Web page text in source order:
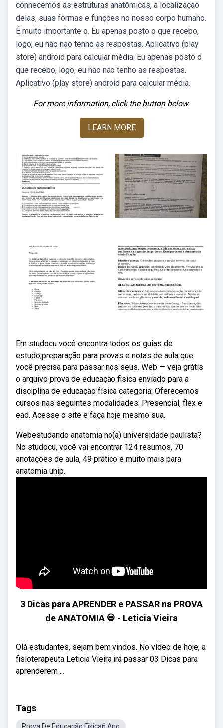
conhecemos as estruturas anatômicas, a localização
delas, suas formas e funções no nosso corpo humano.
É muito importante o. Eu apenas posto o que recebo,
logo, eu não não tenho as respostas. Aplicativo (play
store) android para calcular média. Eu apenas posto o
que recebo, logo, eu não não tenho as respostas.
Aplicativo (play store) android para calcular média.
For more information, click the button below.
LEARN MORE
Em studocu você encontra todos os guias de
estudo,preparação para provas e notas de aula que
você precisa para passar nos seus. Web — veja grátis
o arquivo prova de educação fisica enviado para a
disciplina de educação física categoria: Oferecemos
cursos nas seguintes modalidades: Presencial, flex e
ead. Acesse o site e faça hoje mesmo sua.
Webestudando anatomia no(a) universidade paulista?
No studocu, você vai encontrar 124 resumos, 70
anotações de aula, 49 prático e muito mais para
anatomia unip.
3 Dicas para APRENDER e PASSAR na PROVA
de ANATOMIA 💀 - Leticia Vieira
Olá estudantes, sejam bem vindos. No vídeo de hoje, a
fisioterapeuta Leticia Vieira irá passar 03 Dicas para
aprenderem ...
Tags
Prova De Educação Física6 Ano